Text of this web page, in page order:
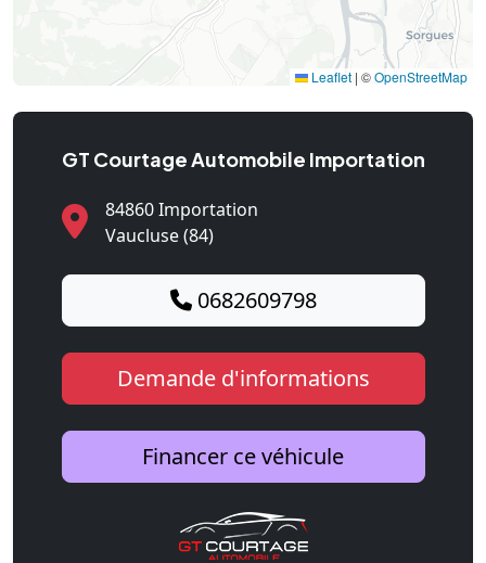
Leaflet | ©OpenStreetMap
GT Courtage Automobile Importation
84860 Importation
Vaucluse (84)
0682609798
Demande d'informations
Financer ce véhicule